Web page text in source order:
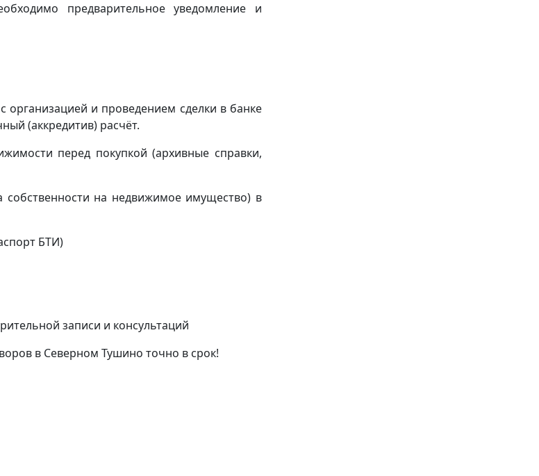
предварительное уведомление и
и проведением сделки в банке
(аккредитив) расчёт.
перед покупкой (архивные справки,
собственности на недвижимое имущество) в
БТИ)
записи и консультаций
в Северном Тушино точно в срок!